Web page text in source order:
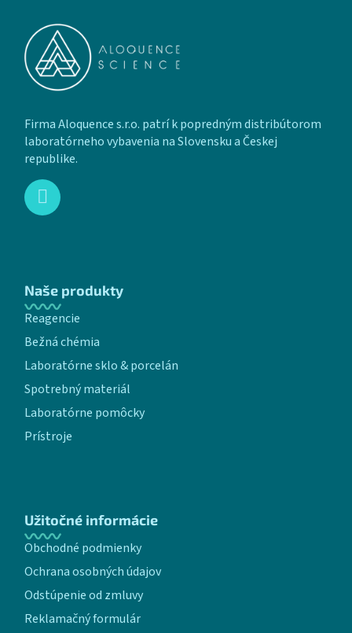
Firma Aloquence s.r.o. patrí k popredným distribútorom
laboratórneho vybavenia na Slovensku a Českej
republike.
Naše produkty
Reagencie
Bežná chémia
Laboratórne sklo & porcelán
Spotrebný materiál
Laboratórne pomôcky
Prístroje
Užitočné informácie
Obchodné podmienky
Ochrana osobných údajov
Odstúpenie od zmluvy
Reklamačný formulár